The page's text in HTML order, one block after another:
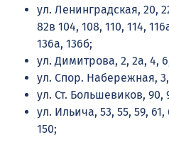
ул. Ленинградская, 20,
82в 104, 108, 110, 114,
136а, 136б;
ул. Димитрова, 2, 2а, 4,
ул. Спор. Набережная, 3,
ул. Ст. Большевиков, 90,
ул. Ильича, 53, 55, 59, 61,
150;